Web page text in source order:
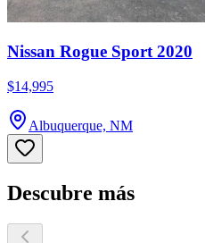
Nissan Rogue Sport 2020
$14,995
Albuquerque, NM
Descubre más